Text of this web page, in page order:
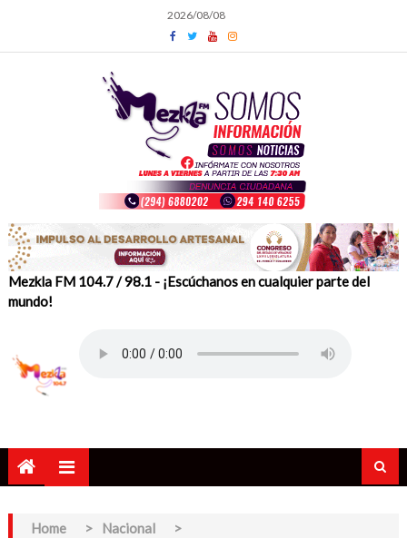
content
2026/08/08
Mezkla FM 104.7 / 98.1 - ¡Escúchanos en cualquier parte del
mundo!
Home > Nacional
>